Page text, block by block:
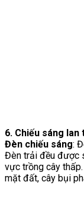
6. Chiếu sáng lan
Đèn chiếu sáng:
Đèn trải đều được
vực trồng cây
mặt đất, cây bụi